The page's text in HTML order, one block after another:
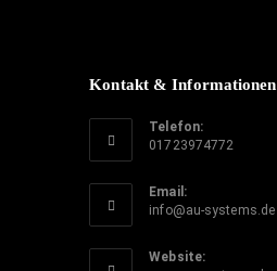
Kontakt & Informationen
Telefon:
01723974772
Email:
info@au-systems.de
Website: